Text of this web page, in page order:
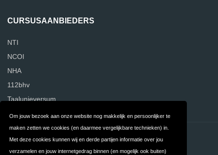
Om jouw bezoek aan onze website nog makkelijk en persoonlijker te
maken zetten we cookies (en daarmee vergelijkbare technieken) in.
Met deze cookies kunnen wij en derde partijen informatie over jou
verzamelen en jouw internetgedrag binnen (en mogelijk ook buiten)
CURSUSAANBIEDERS
NTI
NCOI
NHA
112bhv
Taalunieversum
Contact Privacy
Algemene FAQ